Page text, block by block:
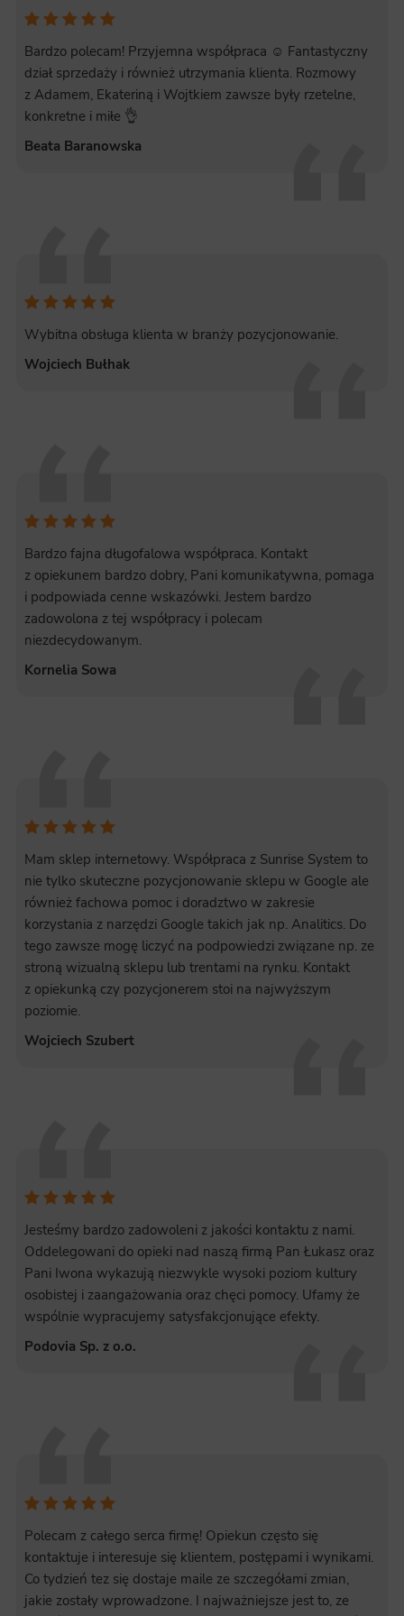
Bardzo polecam! Przyjemna współpraca ☺️ Fantastyczny
dział sprzedaży i również utrzymania klienta. Rozmowy
z Adamem, Ekateriną i Wojtkiem zawsze były rzetelne,
konkretne i miłe 👌
Beata Baranowska
Wybitna obsługa klienta w branży pozycjonowanie.
Wojciech Bułhak
Bardzo fajna długofalowa współpraca. Kontakt
z opiekunem bardzo dobry, Pani komunikatywna, pomaga
i podpowiada cenne wskazówki. Jestem bardzo
zadowolona z tej współpracy i polecam
niezdecydowanym.
Kornelia Sowa
Mam sklep internetowy. Współpraca z Sunrise System to
nie tylko skuteczne pozycjonowanie sklepu w Google ale
również fachowa pomoc i doradztwo w zakresie
korzystania z narzędzi Google takich jak np. Analitics. Do
tego zawsze mogę liczyć na podpowiedzi związane np. ze
stroną wizualną sklepu lub trentami na rynku. Kontakt
z opiekunką czy pozycjonerem stoi na najwyższym
poziomie.
Wojciech Szubert
Jesteśmy bardzo zadowoleni z jakości kontaktu z nami.
Oddelegowani do opieki nad naszą firmą Pan Łukasz oraz
Pani Iwona wykazują niezwykle wysoki poziom kultury
osobistej i zaangażowania oraz chęci pomocy. Ufamy że
wspólnie wypracujemy satysfakcjonujące efekty.
Podovia Sp. z o.o.
Polecam z całego serca firmę! Opiekun często się
kontaktuje i interesuje się klientem, postępami i wynikami.
Co tydzień tez się dostaje maile ze szczegółami zmian,
jakie zostały wprowadzone. I najważniejsze jest to, ze